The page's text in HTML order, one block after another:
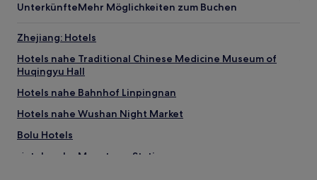
UnterkünfteMehr Möglichkeiten zum Buchen
Zhejiang: Hotels
Hotels nahe Traditional Chinese Medicine Museum of
Huqingyu Hall
Hotels nahe Bahnhof Linpingnan
Hotels nahe Wushan Night Market
Bolu Hotels
Hotels nahe Moyetang-Station